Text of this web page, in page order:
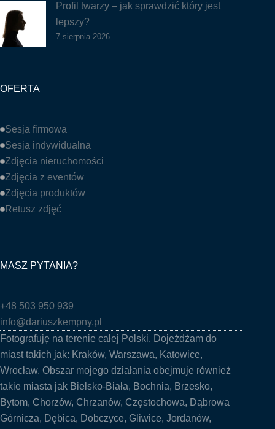
Profil twarzy – jak sprawdzić który jest
lepszy?
7 sierpnia 2026
OFERTA
Sesja firmowa
Sesja indywidualna
Zdjęcia nieruchomości
Zdjęcia z eventów
Zdjęcia produktów
Retusz zdjęć
MASZ PYTANIA?
+48 503 950 939
info@dariuszkempny.pl
Fotografuję na terenie całej Polski. Dojeżdżam do
miast takich jak: Kraków, Warszawa, Katowice,
Wrocław. Obszar mojego działania obejmuje również
takie miasta jak Bielsko-Biała, Bochnia, Brzesko,
Bytom, Chorzów, Chrzanów, Częstochowa, Dąbrowa
Górnicza, Dębica, Dobczyce, Gliwice, Jordanów,